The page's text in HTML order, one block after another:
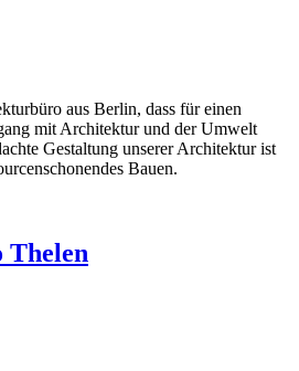
aus Berlin, dass für einen
mit Architektur und der Umwelt
Gestaltung unserer Architektur ist
Bauen.